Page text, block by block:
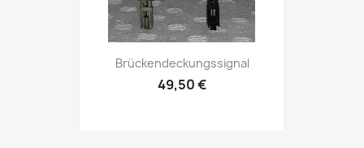
Brückendeckungssignal
49,50 €